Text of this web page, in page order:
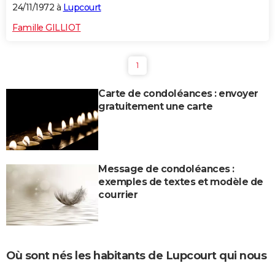
24/11/1972 à Lupcourt
Famille GILLIOT
1
Carte de condoléances : envoyer
gratuitement une carte
Message de condoléances :
exemples de textes et modèle de
courrier
Où sont nés les habitants de Lupcourt qui nous